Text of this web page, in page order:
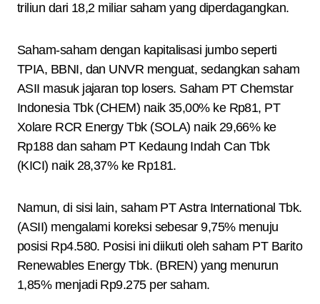
triliun dari 18,2 miliar saham yang diperdagangkan.
Saham-saham dengan kapitalisasi jumbo seperti
TPIA, BBNI, dan UNVR menguat, sedangkan saham
ASII masuk jajaran top losers. Saham PT Chemstar
Indonesia Tbk (CHEM) naik 35,00% ke Rp81, PT
Xolare RCR Energy Tbk (SOLA) naik 29,66% ke
Rp188 dan saham PT Kedaung Indah Can Tbk
(KICI) naik 28,37% ke Rp181.
Namun, di sisi lain, saham PT Astra International Tbk.
(ASII) mengalami koreksi sebesar 9,75% menuju
posisi Rp4.580. Posisi ini diikuti oleh saham PT Barito
Renewables Energy Tbk. (BREN) yang menurun
1,85% menjadi Rp9.275 per saham.